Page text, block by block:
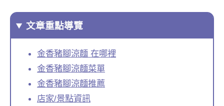
文章重點導覽
金香豬腳涼麵 在哪裡
金香豬腳涼麵菜單
金香豬腳涼麵推薦
店家/景點資訊